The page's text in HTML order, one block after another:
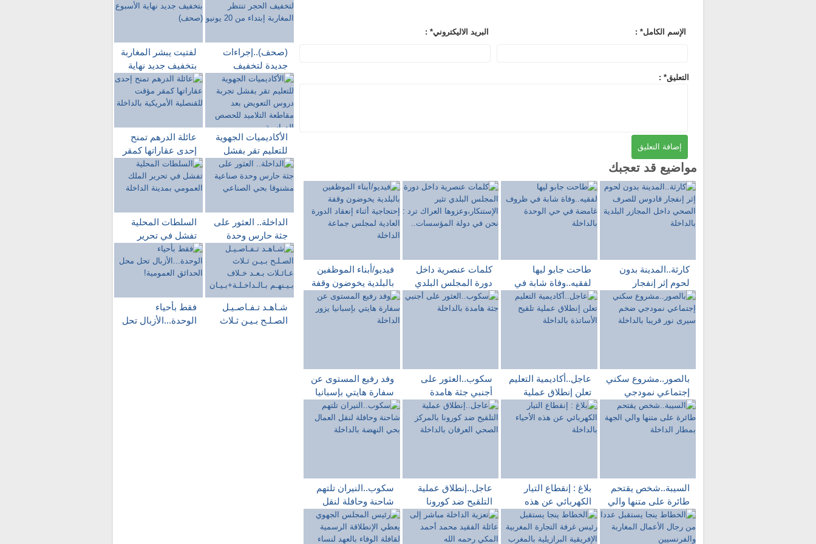
: *الإسم الكامل : *البريد الاليكتروني
: *التعليق
مواضيع قد تعجبك
كارثة..المدينة بدون
لحوم إثر إنفجار
قادوس للصرف
الصحي داخل المجازر
البلدية بالداخلة
طاحت جابو ليها
لفقيه..وفاة شابة في
ظروف غامضة في
حي الوحدة بالداخلة
كلمات عنصرية داخل
دورة المجلس البلدي
تثير الإستنكار،وعزوها
العراك ترد : نحن في
فيديو/أبناء الموظفين
بالبلدية يخوضون وقفة
إحتجاجية أثناء إنعقاد
الدورة العادية لمجلس
جماعة الداخلة
بالصور..مشروع سكني
إجتماعي نمودجي
ضخم سيرى نور قريبا
بالداخلة
عاجل..أكاديمية التعليم
تعلن إنطلاق عملية
تلقيح الأساتذة
بالداخلة
سكوب..العثور على
أجنبي جثة هامدة
بالداخلة
وفد رفيع المستوى عن
سفارة هايتي بإسبانيا
يزور الداخلة
السيبة..شخص يقتحم
طائرة على متنها والي
الجهة بمطار الداخلة
بلاغ : إنقطاع التيار
الكهربائي عن هذه
الأحياء بالداخلة
عاجل..إنطلاق عملية
التلقيح ضد كورونا
بالمركز الصحي
العرفان بالداخلة
سكوب..النيران تلتهم
شاحنة وحافلة لنقل
العمال بحي النهضة
بالداخلة
(صحف)..إجراءات
جديدة لتخفيف
الحجر تنتظر
المغاربة إبتداء من
20 يونيو
لفتيت يبشر المغاربة
بتخفيف جديد نهاية
الأسبوع (صحف)
الأكاديميات الجهوية
للتعليم تقر بفشل
تجربة دروس
التعويض بعد مقاطعة
التلاميد للحصص
عائلة الدرهم تمنح
إحدى عقاراتها كمقر
مؤقت للقنصلية
الأمريكية بالداخلة
الداخلة.. العثور على
جثة حارس وحدة
صناعية مشنوقا بحي
الصناعي
السلطات المحلية
تفشل في تحرير
الملك العمومي
بمدينة الداخلة
شـاهـد تـفـاصـيـل
الصـلـح بـيـن ثـلاث
فقط بأحياء
الوحدة...الأزبال تحل